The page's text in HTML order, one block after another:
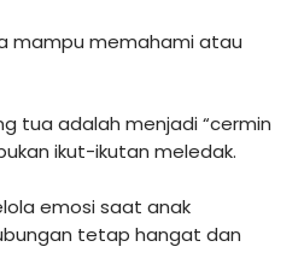
mampu memahami atau
tua adalah menjadi “cermin
ikut-ikutan meledak.
emosi saat anak
tetap hangat dan